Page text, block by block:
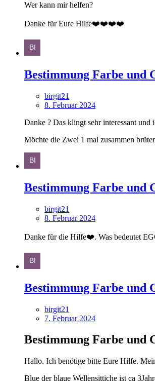
Wer kann mir helfen?
Danke für Eure Hilfe❤️❤️❤️❤️
Bestimmung Farbe und
birgit21
8. Februar 2024
Danke ? Das klingt sehr interessant und
Möchte die Zwei 1 mal zusammen
Bestimmung Farbe und
birgit21
8. Februar 2024
Danke für die Hilfe❤️. Was bedeutet
Bestimmung Farbe und
birgit21
7. Februar 2024
Bestimmung Farbe und
Hallo. Ich benötige bitte Eure Hilfe.
Blue der blaue Wellensittiche ist ca